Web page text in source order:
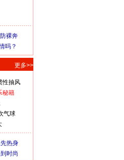
裸奔
吗？
更多>>
性抽风
秘籍
气球
热身
时尚